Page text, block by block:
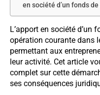
en société d’un fonds
L’apport en société d’un
opération courante dans
permettant aux
leur activité. Cet article
complet sur cette
ses conséquences